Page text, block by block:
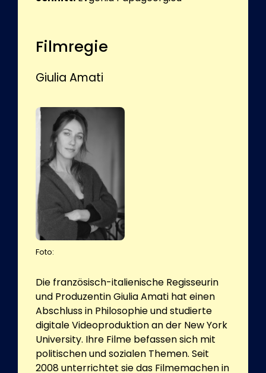
Filmregie
Giulia Amati
Foto:
Die französisch-italienische Regisseurin
und Produzentin Giulia Amati hat einen
Abschluss in Philosophie und studierte
digitale Videoproduktion an der New York
University. Ihre Filme befassen sich mit
politischen und sozialen Themen. Seit
2008 unterrichtet sie das Filmemachen in